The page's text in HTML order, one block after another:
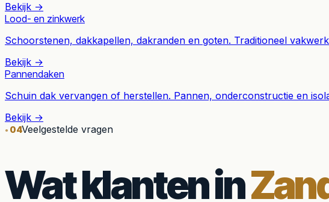
Bekijk →
Lood- en zinkwerk
Schoorstenen, dakkapellen, dakranden en goten. Traditioneel
Bekijk →
Pannendaken
Schuin dak vervangen of herstellen. Pannen, onderconstructie en
Bekijk →
04Veelgestelde vragen
Wat klanten in